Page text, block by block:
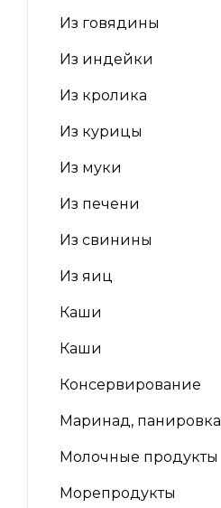
Из говядины
Из индейки
Из кролика
Из курицы
Из муки
Из печени
Из свинины
Из яиц
Каши
Каши
Консервирование
Маринад, панировка
Молочные продукты
Морепродукты